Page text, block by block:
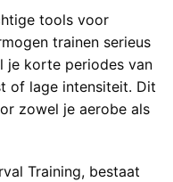
tools voor
trainen serieus
je korte periodes van
of lage intensiteit. Dit
zowel je aerobe als
Training, bestaat